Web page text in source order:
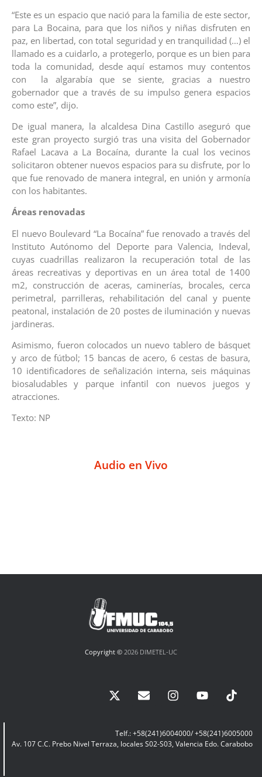
“Este es un espacio que nació para la familia de este sector,
para La Bocaina, para que los niños y niñas disfruten en
paz, en libertad, con total seguridad y en tranquilidad (…) el
llamado es a cuidarlo, a protegerlo, porque es un bien para
toda la comunidad, desde aquí estamos muy contentos
con la algarabía que se siente, gracias a nuestro
gobernador que a través de su impulso genera espacios
como este”, dijo.
De igual manera, la alcaldesa Dina Castillo aseguró que
este gran proyecto surgió tras una visita del Gobernador
Rafael Lacava a La Bocaína, durante la cual los vecinos
solicitaron obtener nuevos espacios para su disfrute, por lo
que fue renovado de manera integral, en unión y armonía
con los habitantes.
Áreas renovadas
El nuevo Boulevard “La Bocaína” fue renovado a través del
Instituto Autónomo del Deporte para Valencia, Indeval,
cuyas cuadrillas realizaron la recuperación total de las
áreas recreativas y deportivas en un área total de 1400
m2, construcción de aceras, caminerías, brocales, cerca
perimetral, parrilleras, rehabilitación del canal y puente
peatonal, instalación de 20 postes de iluminación y nuevas
jardineras.
Asimismo, fueron colocados un nuevo tablero de básquet
y arco de fútbol; 15 bancas de acero, 6 cestas de basura,
10 identificadores de señalización interna, seis máquinas
biosaludables y parque infantil con nuevos juegos y
atracciones.
Texto: NP
Audio en Vivo
Copyright © 2026 DIMETEL-UC
Telf.: +58(241)6004000/ +58(241)6005000
Av. 107 C.C. Prebo Nivel Terraza, locales S02-S03, Valencia Edo. Carabobo